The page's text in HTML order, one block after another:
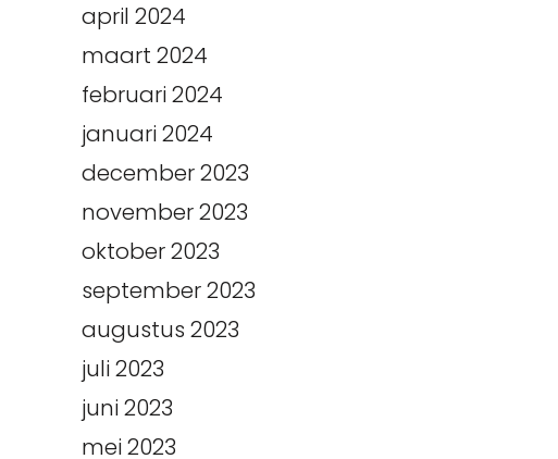
april 2024
maart 2024
februari 2024
januari 2024
december 2023
november 2023
oktober 2023
september 2023
augustus 2023
juli 2023
juni 2023
mei 2023